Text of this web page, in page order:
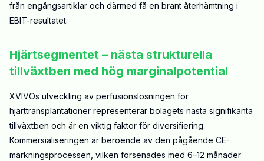
från engångsartiklar och därmed få en brant återhämtning i
EBIT-resultatet.
Hjärtsegmentet – nästa strukturella
tillväxtben med hög marginalpotential
XVIVOs utveckling av perfusionslösningen för
hjärttransplantationer representerar bolagets nästa signifikanta
tillväxtben och är en viktig faktor för diversifiering.
Kommersialiseringen är beroende av den pågående CE-
märkningsprocessen, vilken försenades med 6–12 månader